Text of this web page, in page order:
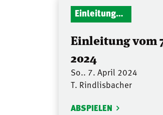
Einleitungen Gottesdienst
Einleitung vom
2024
So.. 7. April 2024
T. Rindlisbacher
ABSPIELEN